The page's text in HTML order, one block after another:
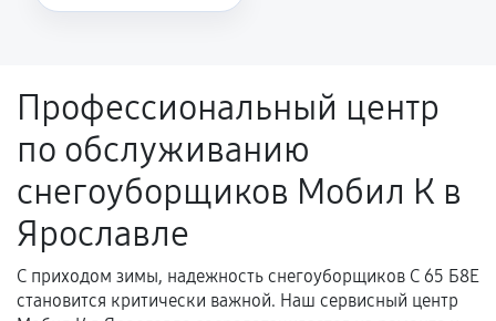
Поломка установленной детали при
нормальной эксплуатации в течение
гарантийного срока.
Несоответствие комплектующей заявленным
техническим характеристикам.
Профессиональный центр
по обслуживанию
снегоуборщиков Мобил К в
Ярославле
С приходом зимы, надежность снегоуборщиков С 65 Б8Е
становится критически важной. Наш сервисный центр